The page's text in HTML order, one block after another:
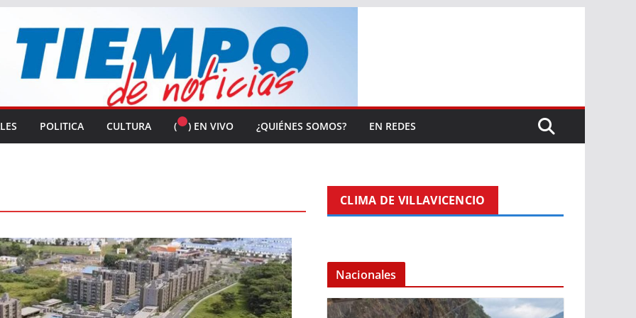
POLITICA CULTURA ( ) EN VIVO ¿QUIÉNES SOMOS? EN REDES
CLIMA DE VILLAVICENCIO
Nacionales